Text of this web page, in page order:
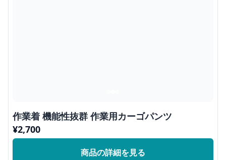
作業着 機能性抜群 作業用カーゴパンツ
¥2,700
商品の詳細を見る